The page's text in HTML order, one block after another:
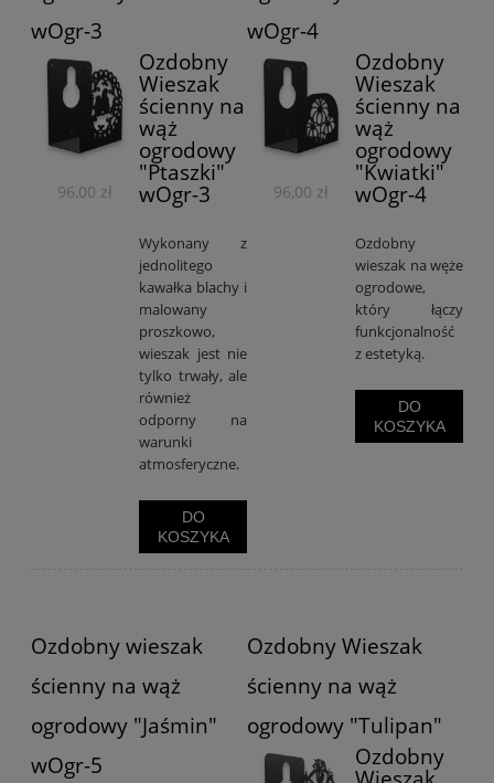
wOgr-3
96,00 zł
Ozdobny
Wieszak
ścienny na
wąż
ogrodowy
"Ptaszki"
wOgr-3
Wykonany z
jednolitego
kawałka blachy i
malowany
proszkowo,
wieszak jest nie
tylko trwały, ale
również
odporny na
warunki
atmosferyczne.
DO
KOSZYKA
wOgr-4
96,00 zł
Ozdobny
Wieszak
ścienny na
wąż
ogrodowy
"Kwiatki"
wOgr-4
Ozdobny
wieszak na węże
ogrodowe,
który łączy
funkcjonalność
z estetyką.
DO
KOSZYKA
Ozdobny wieszak
ścienny na wąż
ogrodowy "Jaśmin"
wOgr-5
Ozdobny Wieszak
ścienny na wąż
ogrodowy "Tulipan"
Ozdobny